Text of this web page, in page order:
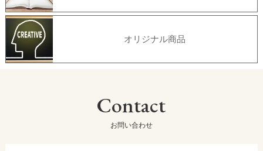
オリジナル商品
Contact
お問い合わせ